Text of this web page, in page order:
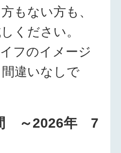
もない方も、
ください。
フのイメージ
違いなしで
～2026年 7